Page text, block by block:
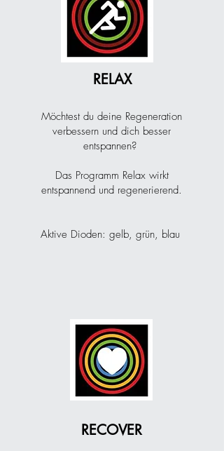
2
RELAX
Möchtest du deine Regeneration
verbessern und dich besser
entspannen?
Das Programm Relax wirkt
entspannend und regenerierend.
Aktive Dioden: gelb, grün, blau
3
RECOVER